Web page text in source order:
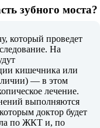
зубного моста?
который проведет
На
кишечника или
— в этом
лечение.
выполняются
доктор будет
по ЖКТ и, по